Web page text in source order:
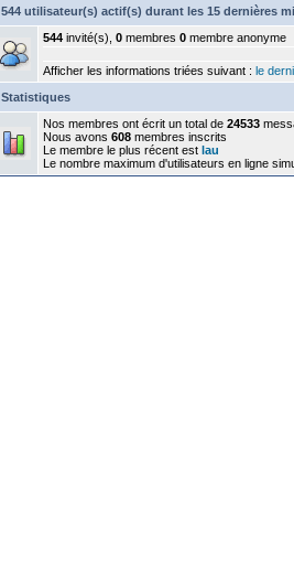
544 utilisateur(s) actif(s) durant les 15 dernières
544 invité(s), 0 membres 0 membre anonyme
Afficher les informations triées suivant : le
Statistiques
Nos membres ont écrit un total de 24533
Nous avons 608 membres inscrits
Le membre le plus récent est lau
Le nombre maximum d'utilisateurs en ligne